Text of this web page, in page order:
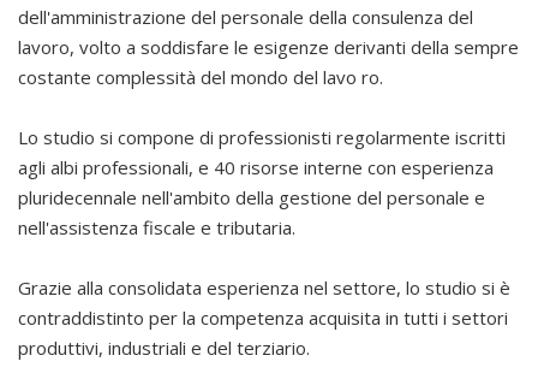
dell'amministrazione del personale della consulenza del
lavoro, volto a soddisfare le esigenze derivanti della sempre
costante complessità del mondo del lavo ro.
Lo studio si compone di professionisti regolarmente iscritti
agli albi professionali, e 40 risorse interne con esperienza
pluridecennale nell'ambito della gestione del personale e
nell'assistenza fiscale e tributaria.
Grazie alla consolidata esperienza nel settore, lo studio si è
contraddistinto per la competenza acquisita in tutti i settori
produttivi, industriali e del terziario.